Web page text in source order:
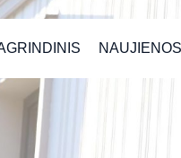
NAUJIENOS